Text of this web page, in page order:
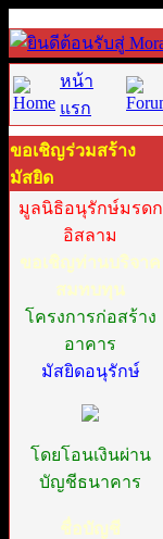
หน้า
แรก
ขอเชิญร่วมสร้าง
มัสยิด
มูลนิธิอนุรักษ์มรดก
อิสลาม
ขอเชิญท่านบริจาค
สมทบทุน
โครงการก่อสร้าง
อาคาร
มัสยิดอนุรักษ์
โดยโอนเงินผ่าน
บัญชีธนาคาร
ชื่อบัญชี